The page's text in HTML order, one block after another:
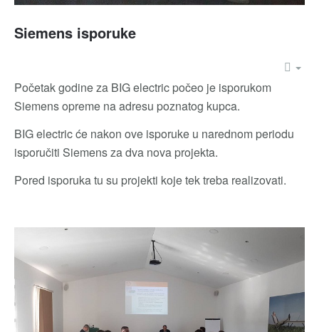
Siemens isporuke
Početak godine za BIG electric počeo je isporukom
Siemens opreme na adresu poznatog kupca.
BIG electric će nakon ove isporuke u narednom periodu
isporučiti Siemens za dva nova projekta.
Pored isporuka tu su projekti koje tek treba realizovati.